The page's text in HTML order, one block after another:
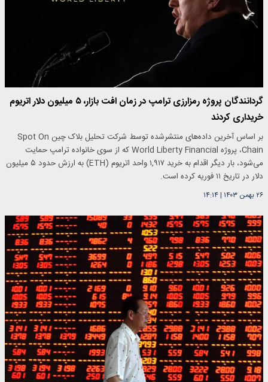
گردانندگان پروژه رمزارزی ترامپ در زمان افت بازار، ۵ میلیون دلار اتریوم
خریداری کردند
بر اساس آخرین داده‌های منتشرشده توسط شرکت تحلیل بلاک چین Spot On
Chain، پروژه World Liberty Financial که از سوی خانواده ترامپ حمایت
می‌شود، بار دیگر اقدام به خرید ۱,۹۱۷ واحد اتریوم (ETH) به ارزش حدود ۵ میلیون
دلار در تاریخ ۱۱ فوریه کرده است.
۲۶ بهمن ۱۴۰۳ |۱۴:۱۴